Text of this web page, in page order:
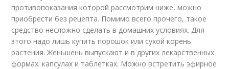
противопоказания которой рассмотрим ниже, можно
приобрести без рецепта. Помимо всего прочего, такое
средство несложно сделать в домашних условиях. Для
этого надо лишь купить порошок или сухой корень
растения. Женьшень выпускают и в других лекарственных
формах: капсулах и таблетках. Можно встретить эфирное